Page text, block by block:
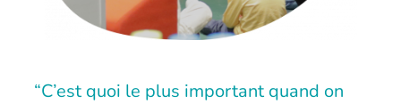
“C’est quoi le plus important quand on